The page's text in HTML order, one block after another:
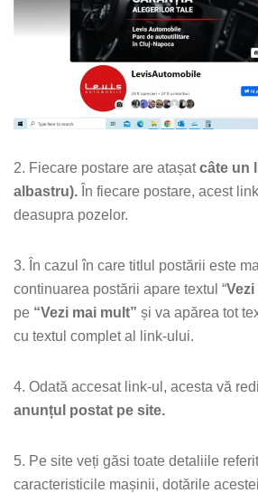
2. Fiecare postare are atașatcâte un
albastru). În fiecare postare, acest
deasupra pozelor.
3. În cazul în care titlul postării este
continuarea postării apare textul “
pe “Vezi mai mult” și va apărea tot
cu textul complet al link-ului.
4. Odată accesat link-ul, acesta vă
anunțul postat pe site.
5. Pe site veți găsi toate detaliile
caracteristicile mașinii, dotările
Levis